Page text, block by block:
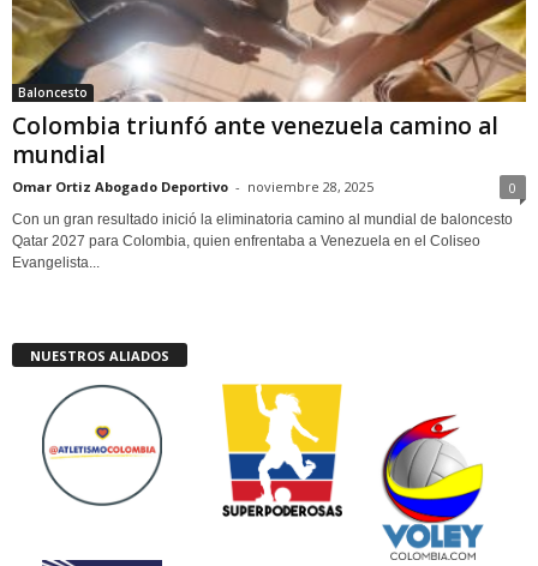
Baloncesto
Colombia triunfó ante venezuela camino al
mundial
Omar Ortiz Abogado Deportivo - noviembre 28, 2025 0
Con un gran resultado inició la eliminatoria camino al mundial de baloncesto
Qatar 2027 para Colombia, quien enfrentaba a Venezuela en el Coliseo
Evangelista...
NUESTROS ALIADOS